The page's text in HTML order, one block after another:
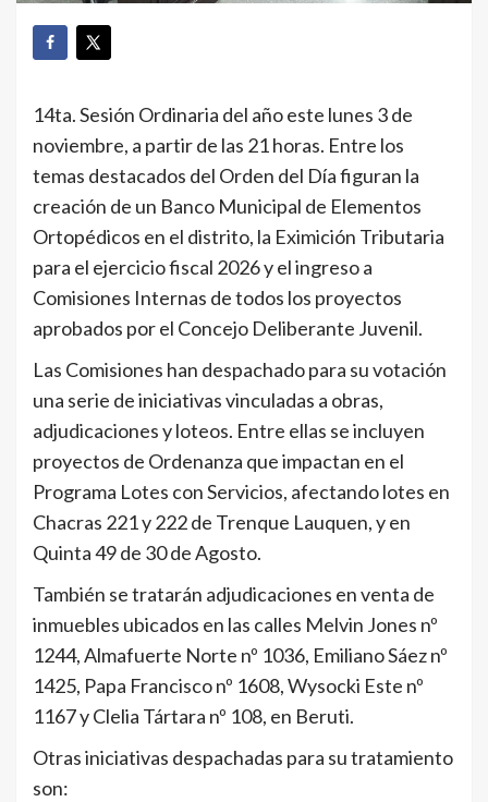
14ta. Sesión Ordinaria del año este lunes 3 de
noviembre, a partir de las 21 horas. Entre los
temas destacados del Orden del Día figuran la
creación de un Banco Municipal de Elementos
Ortopédicos en el distrito, la Eximición Tributaria
para el ejercicio fiscal 2026 y el ingreso a
Comisiones Internas de todos los proyectos
aprobados por el Concejo Deliberante Juvenil.
Las Comisiones han despachado para su votación
una serie de iniciativas vinculadas a obras,
adjudicaciones y loteos. Entre ellas se incluyen
proyectos de Ordenanza que impactan en el
Programa Lotes con Servicios, afectando lotes en
Chacras 221 y 222 de Trenque Lauquen, y en
Quinta 49 de 30 de Agosto.
También se tratarán adjudicaciones en venta de
inmuebles ubicados en las calles Melvin Jones nº
1244, Almafuerte Norte nº 1036, Emiliano Sáez nº
1425, Papa Francisco nº 1608, Wysocki Este nº
1167 y Clelia Tártara nº 108, en Beruti.
Otras iniciativas despachadas para su tratamiento
son: